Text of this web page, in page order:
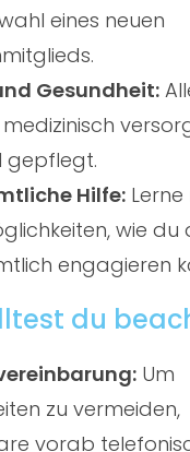
eines neuen
Gesundheit:
gepflegt.
Hilfe:
wie du
engagieren
du
Um
zu vermeiden,
vorab